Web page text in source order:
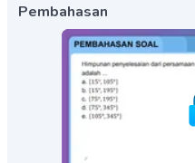
Pembahasan